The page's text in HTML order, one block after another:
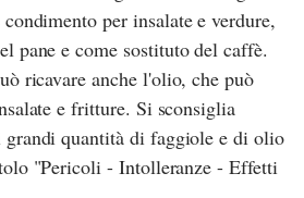
per insalate e verdure,
pane e come sostituto del caffè.
ricavare anche l'olio, che può
e fritture. Si sconsiglia
quantità di faggiole e di olio
"Pericoli - Intolleranze - Effetti